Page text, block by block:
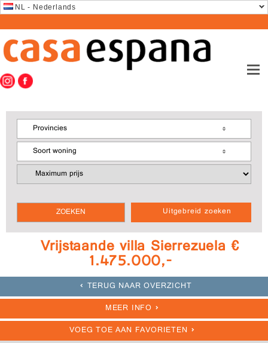
NL - Nederlands
Uitgebreid zoeken
Provincies
Soort woning
Vrijstaande villa Sierrezuela €
1.475.000,-
TERUG NAAR OVERZICHT
MEER INFO
VOEG TOE AAN FAVORIETEN